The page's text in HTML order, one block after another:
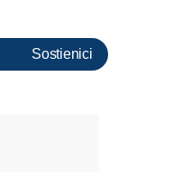
Sostienici